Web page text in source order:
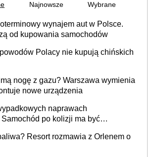
Najnowsze Wybrane
wynajem aut w Polsce.
od kupowania samochodów
Polacy nie kupują chińskich
nogę z gazu? Warszawa wymienia
nowe urządzenia
naprawach
po kolizji ma być
Resort rozmawia z Orlenem o